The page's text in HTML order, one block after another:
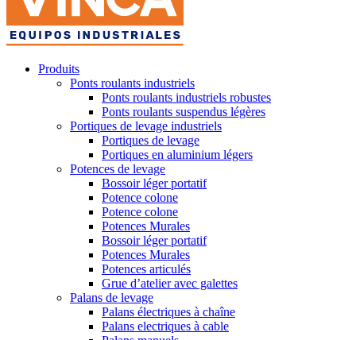
Produits
Ponts roulants industriels
Ponts roulants industriels robustes
Ponts roulants suspendus légères
Portiques de levage industriels
Portiques de levage
Portiques en aluminium légers
Potences de levage
Bossoir léger portatif
Potence colone
Potence colone
Potences Murales
Bossoir léger portatif
Potences Murales
Potences articulés
Grue d’atelier avec galettes
Palans de levage
Palans électriques à chaîne
Palans electriques à cable